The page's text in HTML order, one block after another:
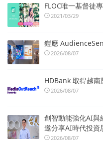
FLOC唯一基督徒
2021/03/29
鎧應
2026/08/07
HDBank 取得越
2026/08/07
創智動能強化AI與
邀分享AI時代投資
2026/08/07